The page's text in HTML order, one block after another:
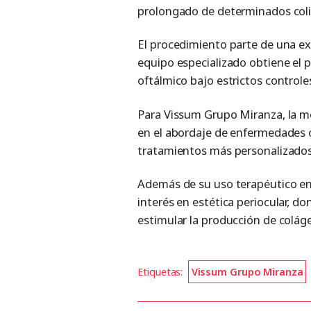
prolongado de determinados
El procedimiento parte de una
equipo especializado obtiene el
oftálmico bajo estrictos
Para Vissum Grupo Miranza, la
en el abordaje de
tratamientos más
Además de su uso terapéutico
interés en estética periocular,
estimular la producción de
Etiquetas: Vissum Grupo Miranza